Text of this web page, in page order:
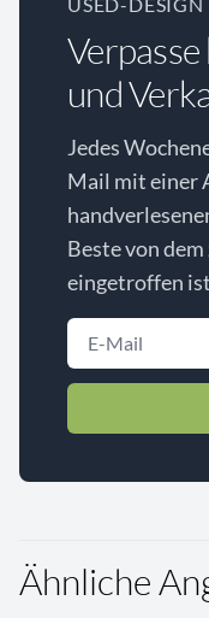
USED-DESIGN
und
Jedes
Mail mit einer
Beste von
eingetroffen
Ähnliche